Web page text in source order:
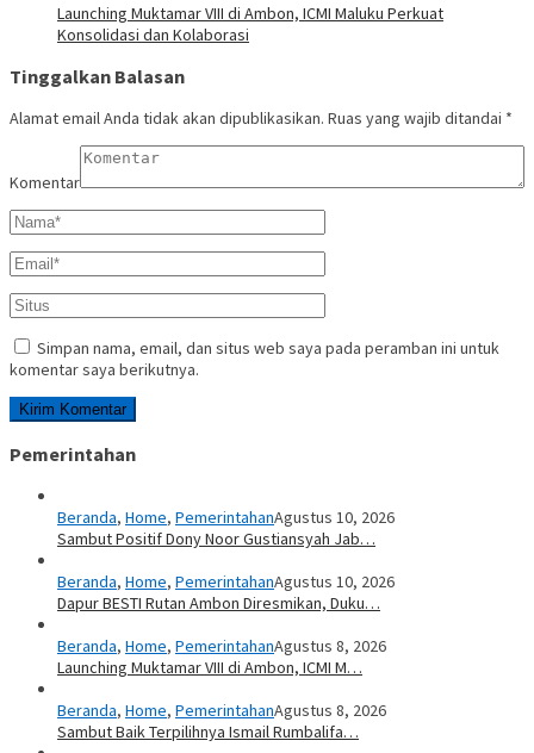
Launching Muktamar VIII di Ambon, ICMI Maluku Perkuat
Konsolidasi dan Kolaborasi
Tinggalkan Balasan
Alamat email Anda tidak akan dipublikasikan. Ruas yang wajib ditandai *
Komentar
Simpan nama, email, dan situs web saya pada peramban ini untuk
komentar saya berikutnya.
Pemerintahan
Beranda, Home, PemerintahanAgustus 10, 2026
Sambut Positif Dony Noor Gustiansyah Jab…
Beranda, Home, PemerintahanAgustus 10, 2026
Dapur BESTI Rutan Ambon Diresmikan, Duku…
Beranda, Home, PemerintahanAgustus 8, 2026
Launching Muktamar VIII di Ambon, ICMI M…
Beranda, Home, PemerintahanAgustus 8, 2026
Sambut Baik Terpilihnya Ismail Rumbalifa…